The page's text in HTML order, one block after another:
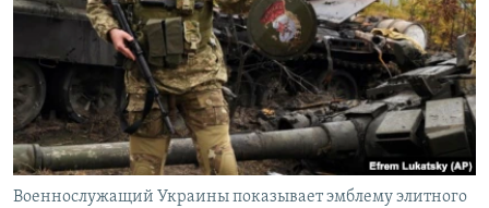
Военнослужащий Украины показывает эмблему элитного